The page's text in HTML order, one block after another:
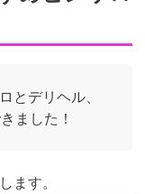
とデリヘル、
ました！
ます。